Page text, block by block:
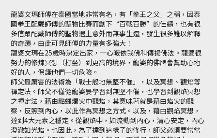
龍婆文瑪師傅在泰國當地非常有名，有「拳王之父」之稱，因泰
國拳王配戴師傅的聖物比賽而創下 “百戰百勝” 的佳績，也有很
多信眾配戴師傅的聖物遇上意外而無事生還，發生很多難以解釋
的奇蹟，由此可見師傅的力量有多強大！
龍婆文瑪在25歲時決定出家，一心皈依我佛和傳揚佛法。龍婆很
努力的修煉冥想（打坐）到更高的境界，龍婆的佛牌會幫助心地
好的人，保護他們一切危險。
師父最厲害的法術為「戰士般地無堅不催」，以及冥想、觀焰等
禪定法。師父不僅從龍婆晏學習到無堅不催，也學習到觀焰冥想
之禪定法，藉由點蠟燭火中觀焰，其意味著就是藉由焰火的觀
察，反照到內心，以此作為冥想之方式。以及，藉由觀焰冥想，
達到4大元素之穩定。從觀焰中，如流動到內心，清心安定，內心
澄澈如光焰。也因此，為了達到這樣子的修行，師父必須要常常